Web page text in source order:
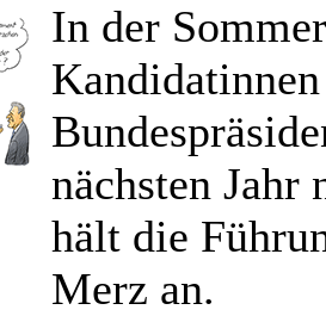
In der
nächsten Jahr
hält die
Merz an.